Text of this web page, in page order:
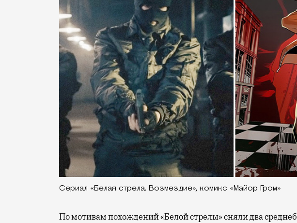
Сериал «Белая стрела. Возмездие», комикс «Майор Гром»
По мотивам похождений «Белой стрелы» сняли два